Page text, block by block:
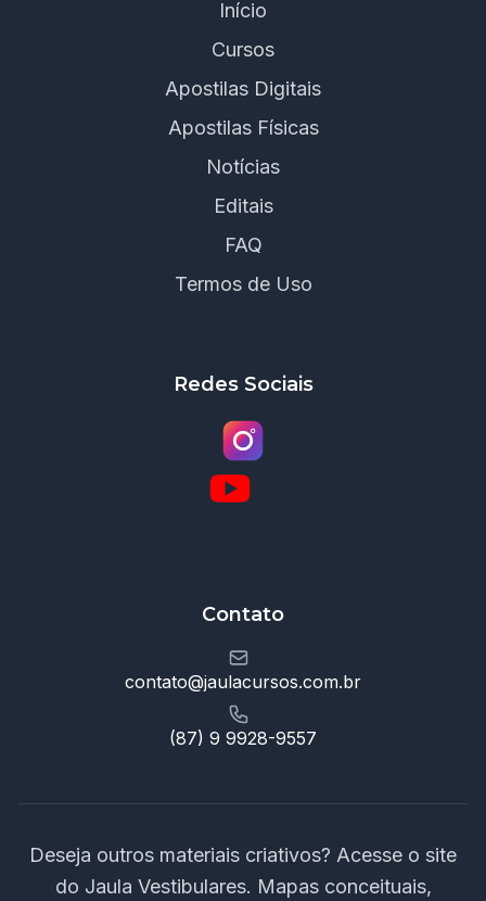
Início
Cursos
Apostilas Digitais
Apostilas Físicas
Notícias
Editais
FAQ
Termos de Uso
Redes Sociais
Contato
contato@jaulacursos.com.br
(87) 9 9928-9557
Deseja outros materiais criativos? Acesse o site
do Jaula Vestibulares. Mapas conceituais,